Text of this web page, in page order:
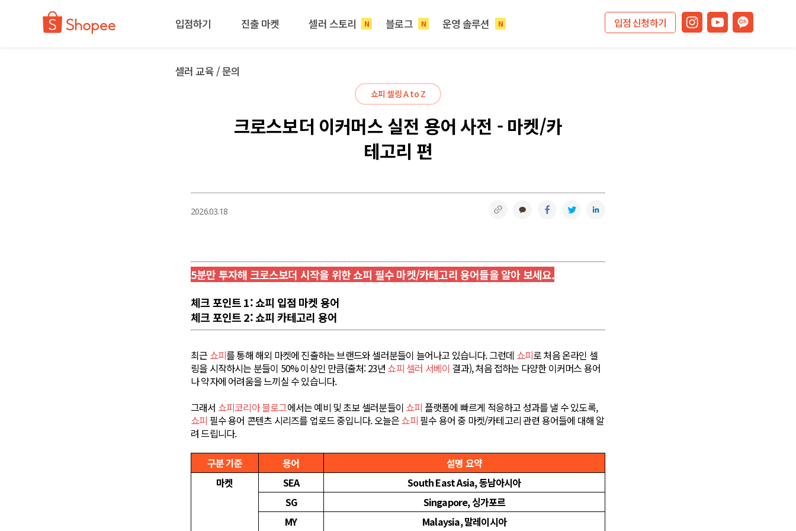
입점하기 진출 마켓 셀러 스토리 N 블로그 N 운영 솔루션 N
셀러 교육 / 문의
입점 신청하기
쇼피 셀링 A to Z
크로스보더 이커머스 실전 용어 사전 - 마켓/카
테고리 편
2026.03.18 링크복사 카카오톡 페이스북 트위터
5분만 투자해 크로스보더 시작을 위한 쇼피 필수 마켓/카테고리 용어들을 알아 보세요.
체크 포인트 1: 쇼피 입점 마켓 용어
체크 포인트 2: 쇼피 카테고리 용어
최근 쇼피를 통해 해외 마켓에 진출하는 브랜드와 셀러분들이 늘어나고 있습니다. 그런데 쇼피로 처음 온라인 셀
링을 시작하시는 분들이 50% 이상인 만큼(출처: 23년 쇼피 셀러 서베이 결과), 처음 접하는 다양한 이커머스 용어
나 약자에 어려움을 느끼실 수 있습니다.
그래서 쇼피코리아 블로그에서는 예비 및 초보 셀러분들이 쇼피 플랫폼에 빠르게 적응하고 성과를 낼 수 있도록,
쇼피 필수 용어 콘텐츠 시리즈를 업로드 중입니다. 오늘은쇼피 필수 용어 중 마켓/카테고리 관련 용어들에 대해 알
려 드립니다.
구분 기준 용어
설명 요약
마켓
SEA
South East Asia, 동남아시아
SG
Singapore, 싱가포르
MY
Malaysia, 말레이시아